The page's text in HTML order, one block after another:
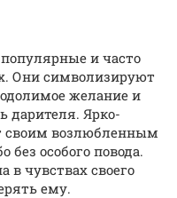
и часто
Они символизируют
желание и
дарителя. Ярко-
своим возлюбленным
особого повода.
чувствах своего
ему.